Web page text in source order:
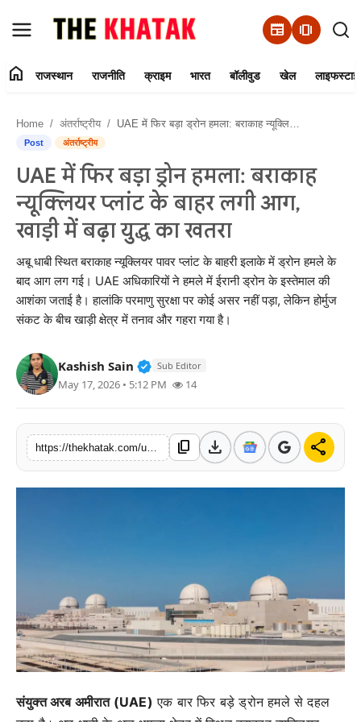
newspaper amp_stories
Contact Us
राजस्थान
राजनीति
क्राइम
भारत
खेल
लाइफस्टाइल
अंतर्राष्ट्रीय
home राजस्थान राजनीति क्राइम भारत बॉलीवुड खेल
Home अंतर्राष्ट्रीय UAE में फिर बड़ा ड्रोन हमला: बराकाह न्यूक्लियर प्लांट के बाहर लगी आग, खाड़ी में बढ़ा युद्ध का खतरा
Post अंतर्राष्ट्रीय
UAE में फिर बड़ा ड्रोन हमला: बराकाह
न्यूक्लियर प्लांट के बाहर लगी आग,
खाड़ी में बढ़ा युद्ध का खतरा
अबू धाबी स्थित बराकाह न्यूक्लियर पावर प्लांट के बाहरी इलाके में ड्रोन हमले के
बाद आग लग गई। UAE अधिकारियों ने हमले में ईरानी ड्रोन के इस्तेमाल की
आशंका जताई है। हालांकि परमाणु सुरक्षा पर कोई असर नहीं पड़ा, लेकिन होर्मुज
संकट के बीच खाड़ी क्षेत्र में तनाव और गहरा गया है।
Kashish Sain Verified Public Figure • 11 Jun,
Sub Editor
May 17, 2026 • 5:12 PM 14
content_copy download share
संयुक्त अरब अमीरात (UAE) एक बार फिर बड़े ड्रोन हमले से दहल